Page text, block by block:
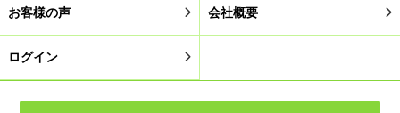
お客様の声 会社概要
ログイン